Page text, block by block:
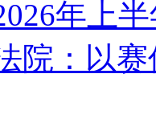
年上
院：以